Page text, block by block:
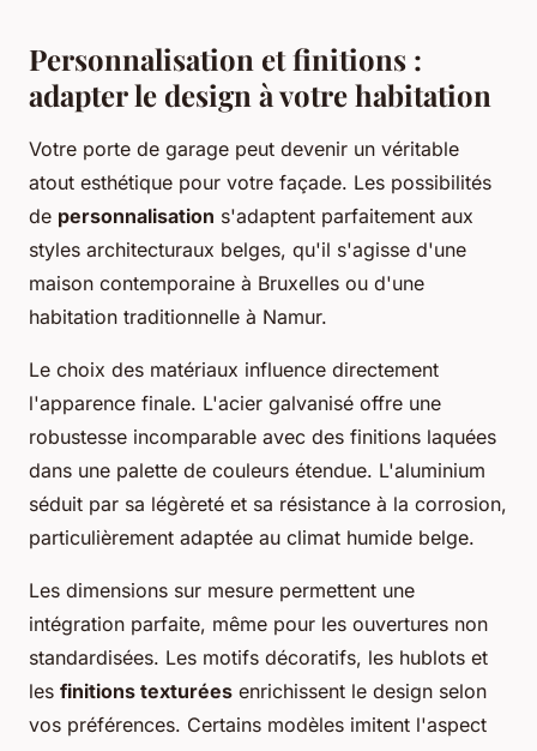
Personnalisation et finitions :
adapter le design à votre habitation
Votre porte de garage peut devenir un véritable
atout esthétique pour votre façade. Les possibilités
de personnalisation s'adaptent parfaitement aux
styles architecturaux belges, qu'il s'agisse d'une
maison contemporaine à Bruxelles ou d'une
habitation traditionnelle à Namur.
Le choix des matériaux influence directement
l'apparence finale. L'acier galvanisé offre une
robustesse incomparable avec des finitions laquées
dans une palette de couleurs étendue. L'aluminium
séduit par sa légèreté et sa résistance à la corrosion,
particulièrement adaptée au climat humide belge.
Les dimensions sur mesure permettent une
intégration parfaite, même pour les ouvertures non
standardisées. Les motifs décoratifs, les hublots et
les finitions texturées enrichissent le design selon
vos préférences. Certains modèles imitent l'aspect